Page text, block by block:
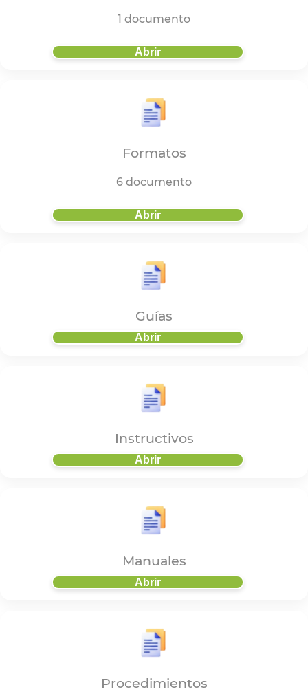
1 documento
Abrir
Formatos
6 documento
Abrir
Guías
Abrir
Instructivos
Abrir
Manuales
Abrir
Procedimientos